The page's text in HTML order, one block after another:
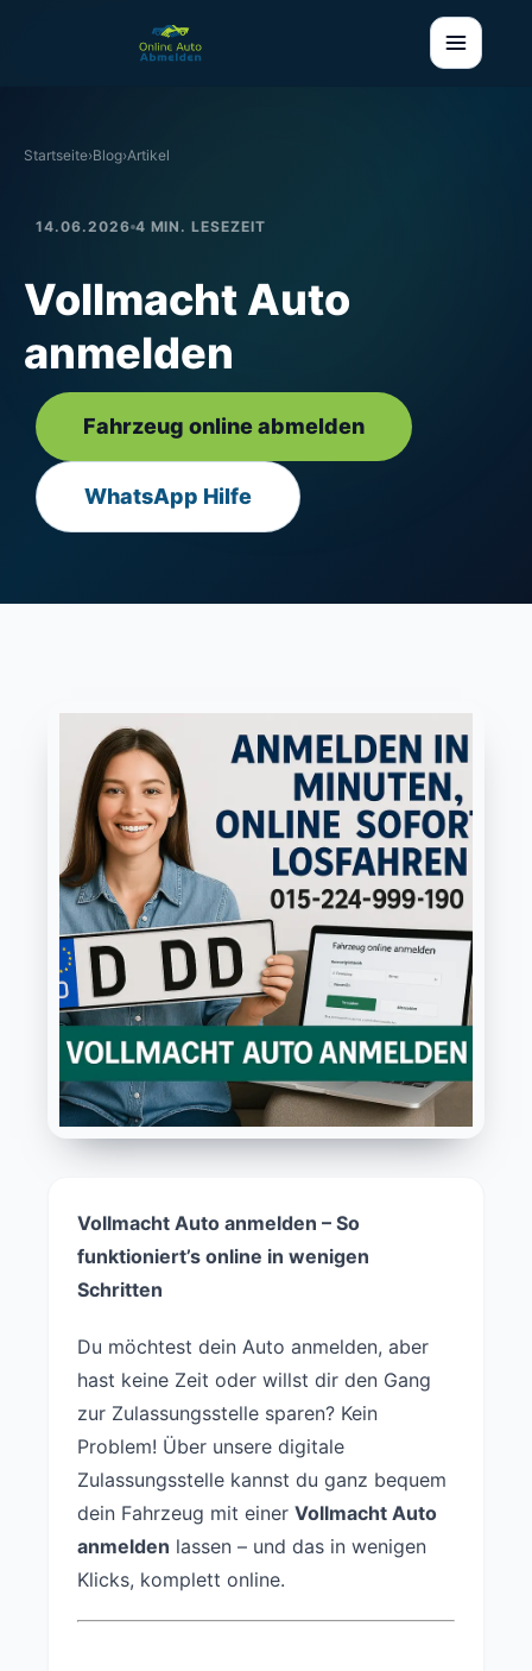
Startseite›Blog›Artikel
14.06.2026 4 MIN. LESEZEIT
Vollmacht Auto
anmelden
Fahrzeug online abmelden
WhatsApp Hilfe
Vollmacht Auto anmelden – So
funktioniert’s online in wenigen
Schritten
Du möchtest dein Auto anmelden, aber
hast keine Zeit oder willst dir den Gang
zur Zulassungsstelle sparen? Kein
Problem! Über unsere digitale
Zulassungsstelle kannst du ganz bequem
dein Fahrzeug mit einer Vollmacht Auto
anmelden lassen – und das in wenigen
Klicks, komplett online.